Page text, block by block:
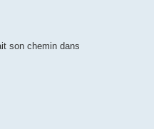
son chemin dans